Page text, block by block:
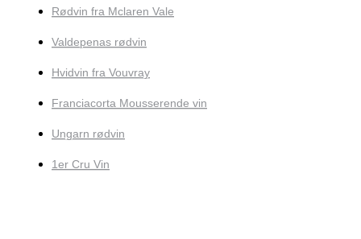
Rødvin fra Mclaren Vale
Valdepenas rødvin
Hvidvin fra Vouvray
Franciacorta Mousserende vin
Ungarn rødvin
1er Cru Vin